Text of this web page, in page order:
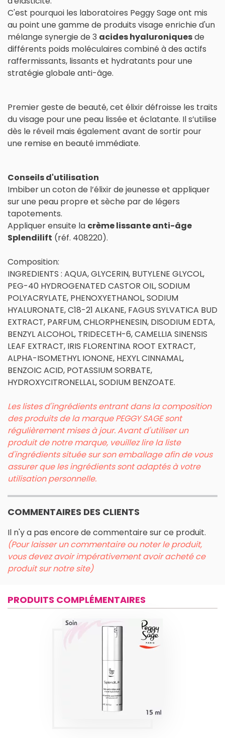
C'est pourquoi les laboratoires Peggy Sage ont mis
au point une gamme de produits visage enrichie d'un
mélange synergie de 3 acides hyaluroniquesde
différents poids moléculaires combiné à des actifs
raffermissants, lissants et hydratants pour une
stratégie globale anti-âge.
Premier geste de beauté, cet élixir défroisse les traits
du visage pour une peau lissée et éclatante. Il s’utilise
dès le réveil mais également avant de sortir pour
une remise en beauté immédiate.
Conseils d'utilisation
Imbiber un coton de l’élixir de jeunesse et appliquer
sur une peau propre et sèche par de légers
tapotements.
Appliquer ensuite la crème lissante anti-âge
Splendilift (réf. 408220).
Composition:
INGREDIENTS : AQUA, GLYCERIN, BUTYLENE GLYCOL,
PEG-40 HYDROGENATED CASTOR OIL, SODIUM
POLYACRYLATE, PHENOXYETHANOL, SODIUM
HYALURONATE, C18-21 ALKANE, FAGUS SYLVATICA BUD
EXTRACT, PARFUM, CHLORPHENESIN, DISODIUM EDTA,
BENZYL ALCOHOL, TRIDECETH-6, CAMELLIA SINENSIS
LEAF EXTRACT, IRIS FLORENTINA ROOT EXTRACT,
ALPHA-ISOMETHYL IONONE, HEXYL CINNAMAL,
BENZOIC ACID, POTASSIUM SORBATE,
HYDROXYCITRONELLAL, SODIUM BENZOATE.
Les listes d'ingrédients entrant dans la composition
des produits de la marque PEGGY SAGE sont
régulièrement mises à jour. Avant d'utiliser un
produit de notre marque, veuillez lire la liste
d'ingrédients située sur son emballage afin de vous
assurer que les ingrédients sont adaptés à votre
utilisation personnelle.
COMMENTAIRES DES CLIENTS
Il n'y a pas encore de commentaire sur ce produit.
(Pour laisser un commentaire ou noter le produit,
vous devez avoir impérativement avoir acheté ce
produit sur notre site)
PRODUITS COMPLÉMENTAIRES
YEUX SPLENDILIFT
Produits